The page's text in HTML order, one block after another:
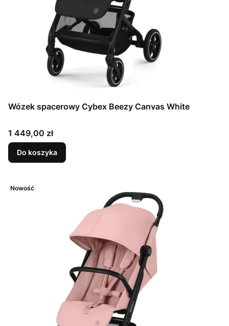
Wózek spacerowy Cybex Beezy Canvas White
Cena
1 449,00 zł
Do koszyka
Nowość